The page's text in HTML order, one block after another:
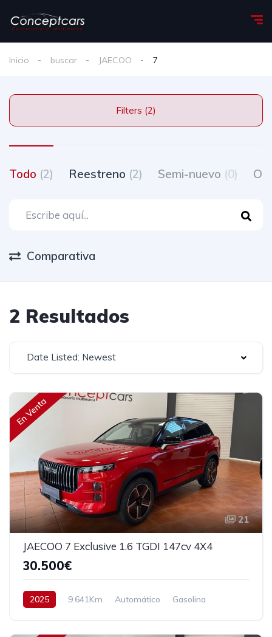
Inicio buscar JAECOO 7
Filters (2)
Todo (2) Reestreno (2) Semi-nuevo (0)
Comparativa
2 Resultados
Date Listed: Newest
En Venta
21
JAECOO 7 Exclusive 1.6 TGDI 147cv 4X4
30.500€
2025 9.641Km Automático
Gasolina